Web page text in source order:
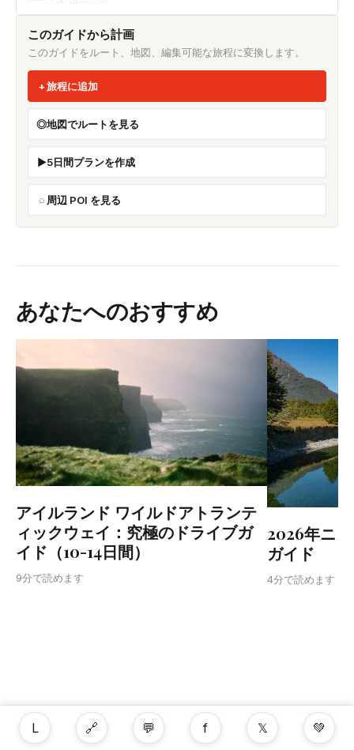
このガイドから計画
このガイドをルート、地図、編集可能な旅程に変換します。
旅程に追加
地図でルートを見る
5日間プランを作成
周辺 POI を見る
あなたへのおすすめ
アイルランド ワイルドアトランテ
ィックウェイ：究極のドライブガ
イド（10-14日間）
9分で読めます
2026年ニ
ガイド
4分で読めます
L 🔗 💬 f 𝕏 💚